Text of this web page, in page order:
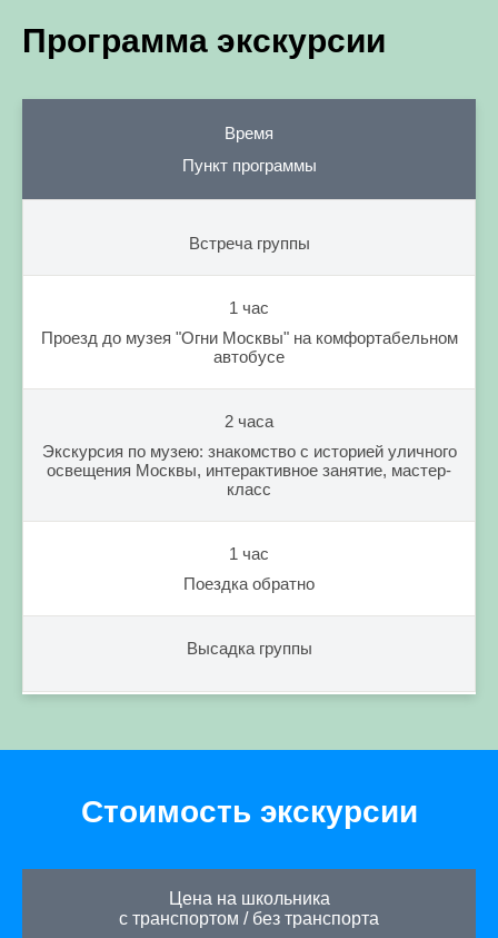
Программа экскурсии
Время
Пункт программы
Встреча группы
1 час
Проезд до музея "Огни Москвы" на комфортабельном
автобусе
2 часа
Экскурсия по музею: знакомство с историей уличного
освещения Москвы, интерактивное занятие, мастер-
класс
1 час
Поездка обратно
Высадка группы
Стоимость экскурсии
Цена на школьника
с транспортом / без транспорта